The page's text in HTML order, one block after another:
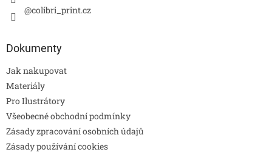
@colibri_print.cz
Dokumenty
Jak nakupovat
Materiály
Pro Ilustrátory
Všeobecné obchodní podmínky
Zásady zpracování osobních údajů
Zásady používání cookies